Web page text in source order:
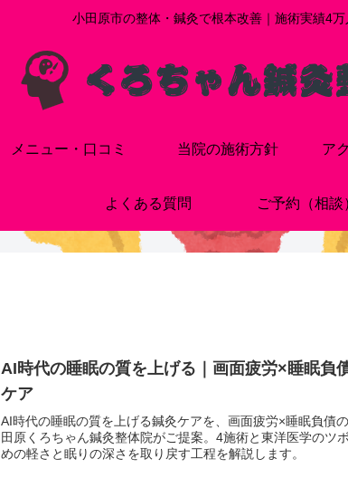
小田原市の整体・鍼灸で根本改善｜施術実績4
メニュー・口コミ 当院の施術方針 ア
よくある質問 ご予約（相談
AI時代の睡眠の質を上げる｜画面疲労×睡眠負
ケア
AI時代の睡眠の質を上げる鍼灸ケアを、画面疲労×睡眠負債
田原くろちゃん鍼灸整体院がご提案。4施術と東洋医学のツ
めの軽さと眠りの深さを取り戻す工程を解説します。